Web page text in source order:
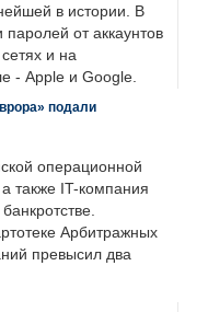
в истории. В
от аккаунтов
и на
- Apple и Google.
подали
операционной
также IT-компания
Арбитражных
превысил два